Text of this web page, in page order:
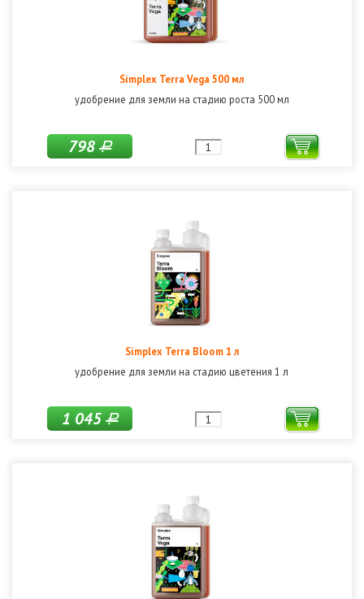
Simplex Terra Vega 500 мл
удобрение для земли на стадию роста 500 мл
798Р
Simplex Terra Bloom 1 л
удобрение для земли на стадию цветения 1 л
1 045Р